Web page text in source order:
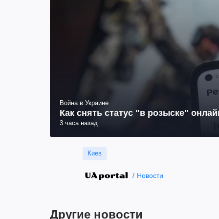
Война в Украине
Как снять статус "в розыске"
3 часа назад
Киев
Новости
Другие новости